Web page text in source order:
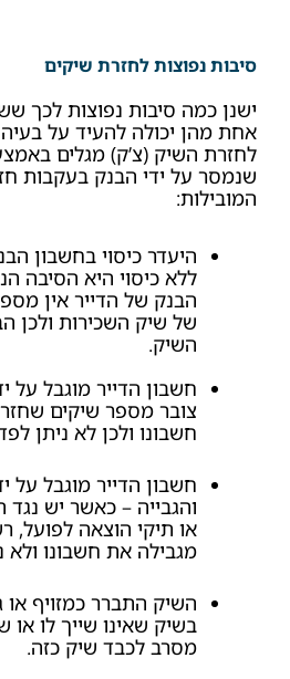
סיבות נפוצות לחזרת שיקים
ישנן כמה סיבות נפוצות לכך
אחת מהן יכולה להעיד על
לחזרת השיק (צ’ק) מגלים
שנמסר על ידי הבנק בעקבות
המובילות:
היעדר כיסוי בחשבון
ללא כיסוי היא הסיבה
הבנק של הדייר אין
של שיק השכירות ולכן
השיק.
חשבון הדייר מוגבל על
צובר מספר שיקים
חשבונו ולכן לא ניתן
חשבון הדייר מוגבל על
והגבייה – כאשר יש נגד
או תיקי הוצאה לפועל,
מגבילה את חשבונו ולא
השיק התברר כמזויף
בשיק שאינו שייך לו או
מסרב לכבד שיק כזה.